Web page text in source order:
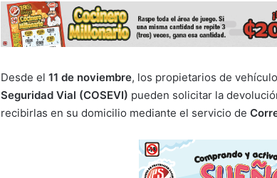
Desde el 11 de noviembre, los propietarios de
Seguridad Vial (COSEVI) pueden solicitar la
recibirlas en su domicilio mediante el servicio de